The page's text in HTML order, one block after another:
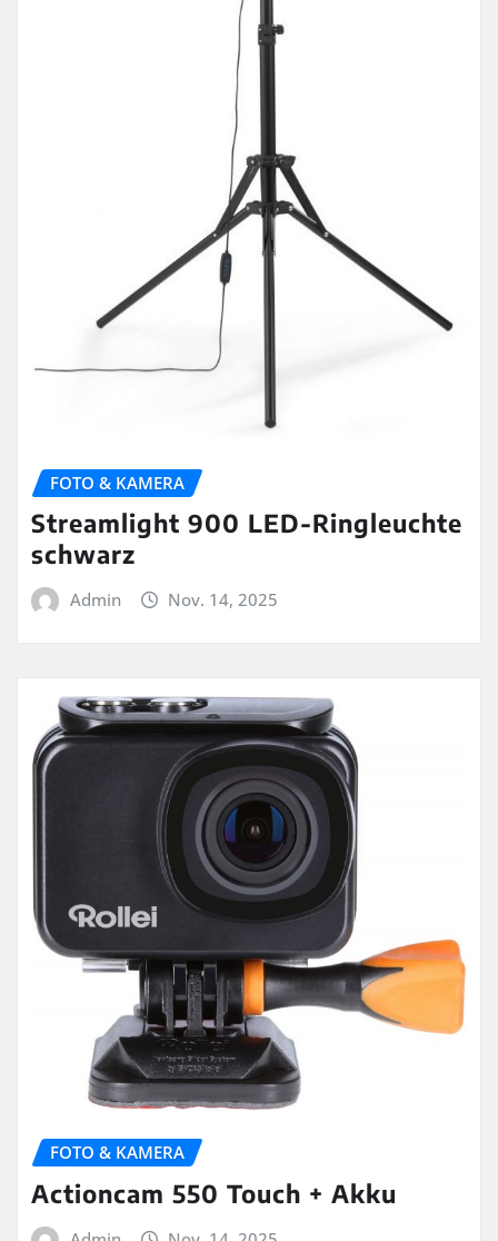
FOTO & KAMERA
Streamlight 900 LED-Ringleuchte
schwarz
Admin Nov. 14, 2025
FOTO & KAMERA
Actioncam 550 Touch + Akku